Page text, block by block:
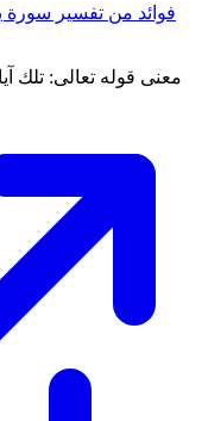
فوائد من تفسير سورة
معنى قوله تعالى: تلك